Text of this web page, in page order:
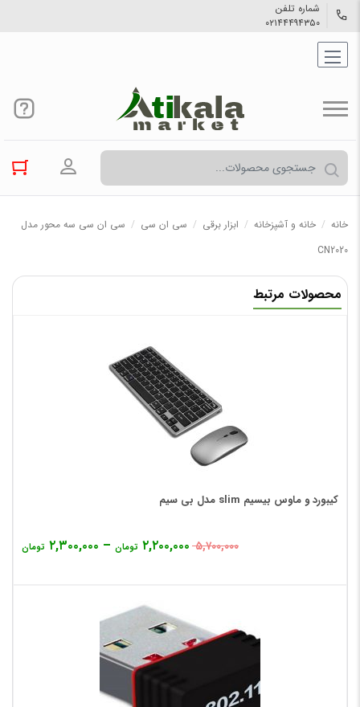
شماره تلفن
۰۲۱۴۴۴۹۴۳۵۰
ورود به
خانه / خانه و آشپزخانه / ابزار برقی / سی ان سی / سی ان سی سه محور مدل
CN2020
محصولات مرتبط
کیبورد و ماوس بیسیم slim مدل بی سیم
۵,۷۰۰,۰۰۰ ۲,۲۰۰,۰۰۰ تومان – ۲,۳۰۰,۰۰۰ تومان